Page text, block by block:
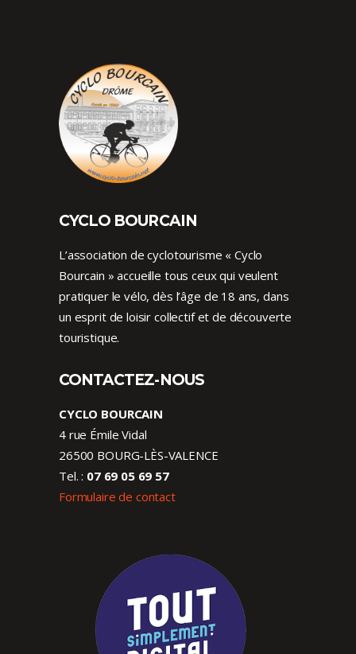
CYCLO BOURCAIN
L’association de cyclotourisme « Cyclo
Bourcain » accueille tous ceux qui veulent
pratiquer le vélo, dès l’âge de 18 ans, dans
un esprit de loisir collectif et de découverte
touristique.
CONTACTEZ-NOUS
CYCLO BOURCAIN
4 rue Émile Vidal
26500 BOURG-LÈS-VALENCE
Tel. : 07 69 05 69 57
Formulaire de contact